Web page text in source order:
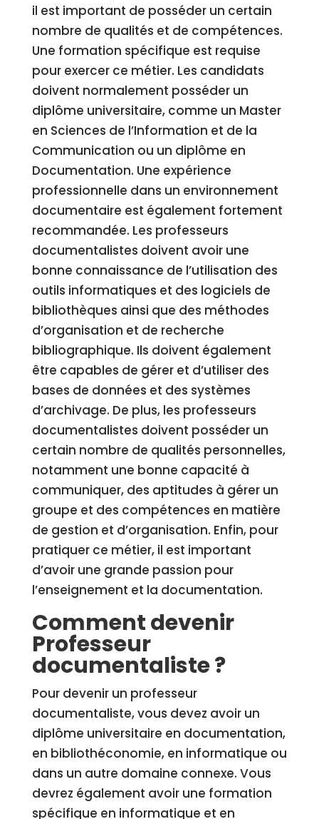
il est important de posséder un certain
nombre de qualités et de compétences.
Une formation spécifique est requise
pour exercer ce métier. Les candidats
doivent normalement posséder un
diplôme universitaire, comme un Master
en Sciences de l’Information et de la
Communication ou un diplôme en
Documentation. Une expérience
professionnelle dans un environnement
documentaire est également fortement
recommandée. Les professeurs
documentalistes doivent avoir une
bonne connaissance de l’utilisation des
outils informatiques et des logiciels de
bibliothèques ainsi que des méthodes
d’organisation et de recherche
bibliographique. Ils doivent également
être capables de gérer et d’utiliser des
bases de données et des systèmes
d’archivage. De plus, les professeurs
documentalistes doivent posséder un
certain nombre de qualités personnelles,
notamment une bonne capacité à
communiquer, des aptitudes à gérer un
groupe et des compétences en matière
de gestion et d’organisation. Enfin, pour
pratiquer ce métier, il est important
d’avoir une grande passion pour
l’enseignement et la documentation.
Comment devenir
Professeur
documentaliste ?
Pour devenir un professeur
documentaliste, vous devez avoir un
diplôme universitaire en documentation,
en bibliothéconomie, en informatique ou
dans un autre domaine connexe. Vous
devrez également avoir une formation
spécifique en informatique et en